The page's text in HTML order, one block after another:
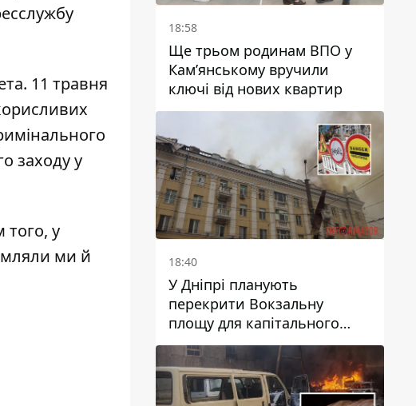
11 травня
заходу у
того, у
ми й
18:58
Ще трьом родинам ВПО у
Кам’янському вручили
ключі від нових квартир
18:40
У Дніпрі планують
перекрити Вокзальну
площу для капітального
ремонту будинку, в який
влучила ворожа ракета: які
терміни